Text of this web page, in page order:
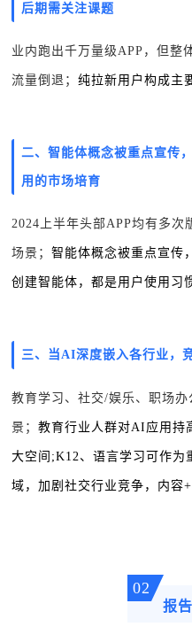
后期需关注课题
业内跑出千万量级APP，但整
流量倒退； 纯拉新用户构成主
二、 智能体概念被重点宣传
用的市场培育
2024上半年头部APP均有多
场景； 智能体概念被重点宣传
创建智能体，都是用户使用习
三、 当AI深度嵌入各行业，
教育学习、社交/娱乐、职场
景； 教育行业人群对AI应用持
大空间;K12、语言学习可作为
域，加剧社交行业竞争，内容
02
报